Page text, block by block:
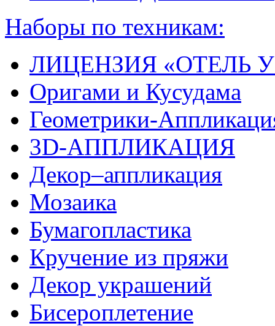
Наборы по техникам:
ЛИЦЕНЗИЯ «ОТЕЛЬ
Оригами и Кусудама
Геометрики-
3D-АППЛИКАЦИЯ
Декор–аппликация
Мозаика
Бумагопластика
Кручение из пряжи
Декор украшений
Биcероплетение